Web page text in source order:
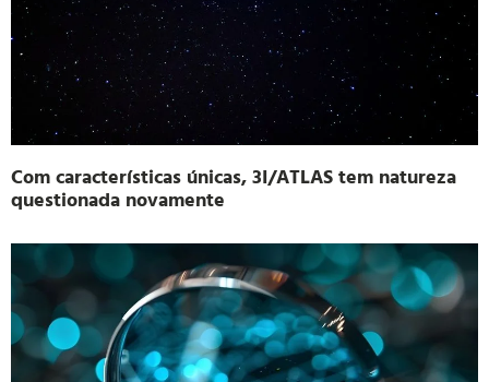
Com características únicas, 3I/ATLAS tem natureza
questionada novamente